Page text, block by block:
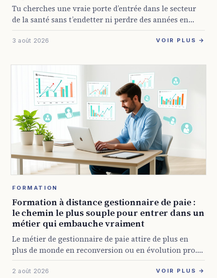
Tu cherches une vraie porte d’entrée dans le secteur
de la santé sans t’endetter ni perdre des années en
cours théoriques ? La formation aide-soignante en
alternance répond à ça ...
3 août 2026 VOIR PLUS →
FORMATION
Formation à distance gestionnaire de paie :
le chemin le plus souple pour entrer dans un
métier qui embauche vraiment
Le métier de gestionnaire de paie attire de plus en
plus de monde en reconversion ou en évolution pro.
C’est logique : les entreprises ont toujours besoin de
quelqu’un qui ...
2 août 2026 VOIR PLUS →